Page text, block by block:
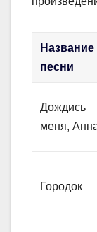
Название
песни
Дождись
меня,
Городок